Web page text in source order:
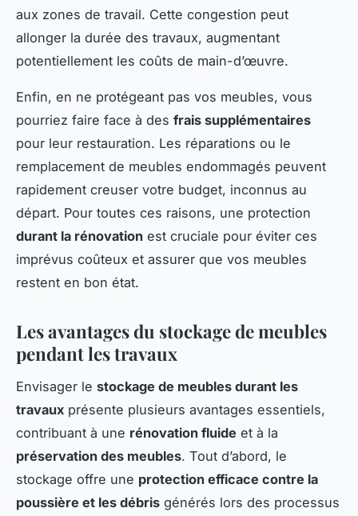
aux zones de travail. Cette congestion peut
allonger la durée des travaux, augmentant
potentiellement les coûts de main-d’œuvre.
Enfin, en ne protégeant pas vos meubles, vous
pourriez faire face à des frais supplémentaires
pour leur restauration. Les réparations ou le
remplacement de meubles endommagés peuvent
rapidement creuser votre budget, inconnus au
départ. Pour toutes ces raisons, une protection
durant la rénovation est cruciale pour éviter ces
imprévus coûteux et assurer que vos meubles
restent en bon état.
Les avantages du stockage de meubles
pendant les travaux
Envisager le stockage de meubles durant les
travaux présente plusieurs avantages essentiels,
contribuant à une rénovation fluide et à la
préservation des meubles. Tout d’abord, le
stockage offre une protection efficace contre la
poussière et les débris générés lors des processus